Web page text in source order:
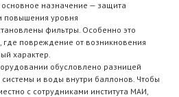
основное назначение — защита
повышения уровня
фильтры. Особенно это
повреждение от возникновения
характер.
обусловлено разницей
и воды внутри баллонов. Чтобы
с сотрудниками института МАИ,